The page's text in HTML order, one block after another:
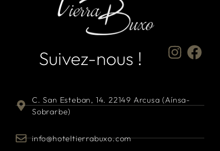
Suivez-nous !
C. San Esteban, 14. 22149 Arcusa (Aínsa-
Sobrarbe)
info@hoteltierrabuxo.com